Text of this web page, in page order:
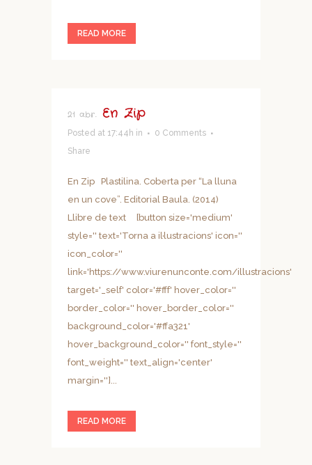
READ MORE
21 abr. En Zip
Posted at 17:44h in
0 Comments
Share
En Zip Plastilina. Coberta per “La lluna
en un cove”. Editorial Baula. (2014)
Llibre de text [button size='medium'
style='' text='Torna a il·lustracions' icon=''
icon_color=''
link='https://www.viurenunconte.com/illustracions'
target='_self' color='#fff' hover_color=''
border_color='' hover_border_color=''
background_color='#ffa321'
hover_background_color='' font_style=''
font_weight='' text_align='center'
margin='']...
READ MORE